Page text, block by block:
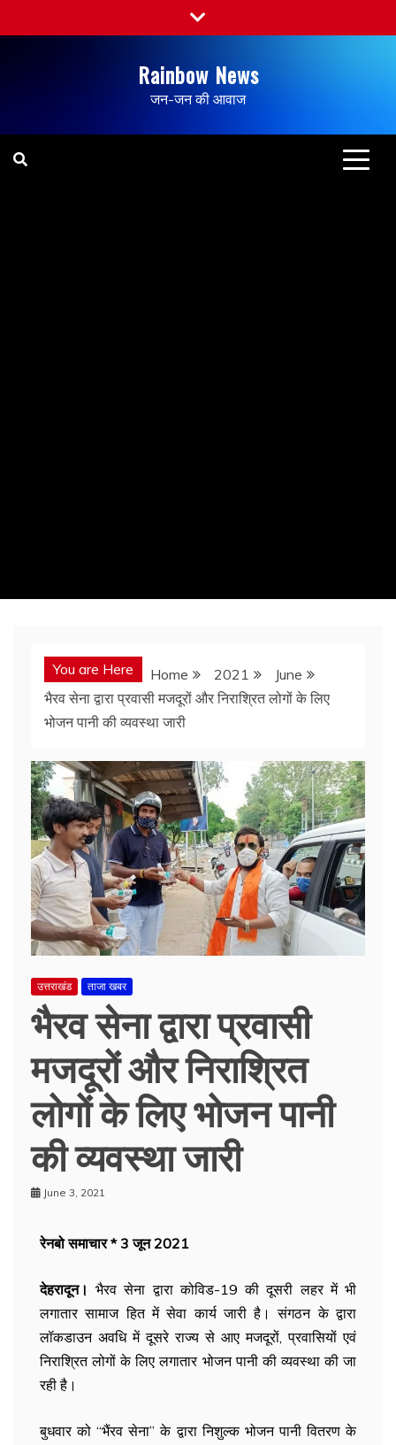
Rainbow News
जन-जन की आवाज
You are Here Home 2021
June
भैरव सेना द्वारा प्रवासी मजदूरों और निराश्रित लोगों के लिए
भोजन पानी की व्यवस्था जारी
उत्तराखंड ताजा खबर
भैरव सेना द्वारा प्रवासी
मजदूरों और निराश्रित
लोगों के लिए भोजन पानी
की व्यवस्था जारी
June 3, 2021
रेनबो समाचार * 3 जून 2021
देहरादून। भैरव सेना द्वारा कोविड-19 की दूसरी लहर में भी
लगातार सामाज हित में सेवा कार्य जारी है। संगठन के द्वारा
लॉकडाउन अवधि में दूसरे राज्य से आए मजदूरों, प्रवासियों एवं
निराश्रित लोगों के लिए लगातार भोजन पानी की व्यवस्था की जा
रही है।
बुधवार को “भैंरव सेना” के द्वारा निशुल्क भोजन पानी वितरण के